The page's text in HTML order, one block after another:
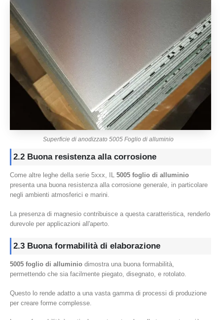
Superficie di anodizzato 5005 Foglio di alluminio
2.2 Buona resistenza alla corrosione
Come altre leghe della serie 5xxx, IL 5005 foglio di alluminio
presenta una buona resistenza alla corrosione generale, in particolare
negli ambienti atmosferici e marini.
La presenza di magnesio contribuisce a questa caratteristica, renderlo
durevole per applicazioni all'aperto.
2.3 Buona formabilità di elaborazione
5005 foglio di alluminio dimostra una buona formabilità,
permettendo che sia facilmente piegato, disegnato, e rotolato.
Questo lo rende adatto a una vasta gamma di processi di produzione
per creare forme complesse.